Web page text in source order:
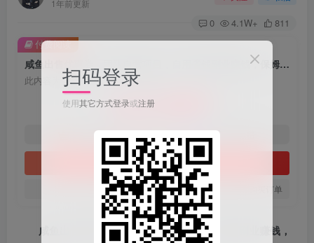
1年前更新
0 4.1W+ 811
咸鱼出售优惠券，团队自营项目，自用省钱副业赚钱，保姆教程
此内容为付费阅读，请付费后查看
9.9
1年会员 免费 2年会员
立即购买
您当前未登录！建议登陆后购买，可保存购买订单
付费阅读
咸鱼出售优惠券，团队自营项目，自用省钱副业赚钱，
扫码登录
使用其它方式登录或注册